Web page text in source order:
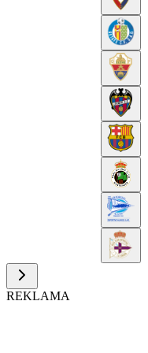
REKLAMA